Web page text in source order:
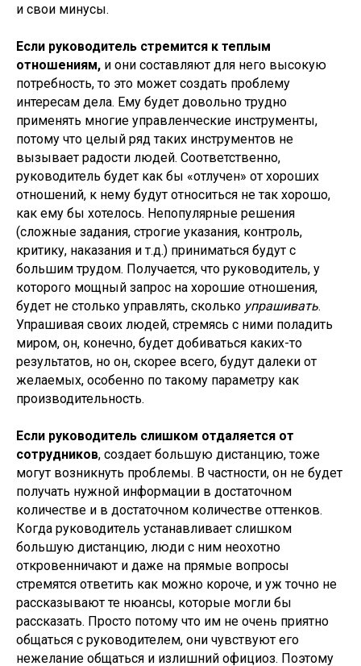
и свои минусы.
Если руководитель стремится к теплым
отношениям, и они составляют для него высокую
потребность, то это может создать проблему
интересам дела. Ему будет довольно трудно
применять многие управленческие инструменты,
потому что целый ряд таких инструментов не
вызывает радости людей. Соответственно,
руководитель будет как бы «отлучен» от хороших
отношений, к нему будут относиться не так хорошо,
как ему бы хотелось. Непопулярные решения
(сложные задания, строгие указания, контроль,
критику, наказания и т.д.) приниматься будут с
большим трудом. Получается, что руководитель, у
которого мощный запрос на хорошие отношения,
будет не столько управлять, сколько упрашивать.
Упрашивая своих людей, стремясь с ними поладить
миром, он, конечно, будет добиваться каких-то
результатов, но он, скорее всего, будут далеки от
желаемых, особенно по такому параметру как
производительность.
Если руководитель слишком отдаляется от
сотрудников, создает большую дистанцию, тоже
могут возникнуть проблемы. В частности, он не будет
получать нужной информации в достаточном
количестве и в достаточном количестве оттенков.
Когда руководитель устанавливает слишком
большую дистанцию, люди с ним неохотно
откровенничают и даже на прямые вопросы
стремятся ответить как можно короче, и уж точно не
рассказывают те нюансы, которые могли бы
рассказать. Просто потому что им не очень приятно
общаться с руководителем, они чувствуют его
нежелание общаться и излишний официоз. Поэтому